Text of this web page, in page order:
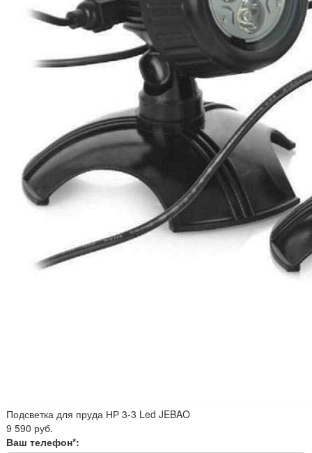
Подсветка для пруда НР 3-3 Led JEBAO
9 590 руб.
Ваш телефон*: